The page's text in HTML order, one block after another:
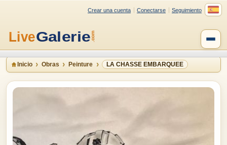
Crear una cuenta Conectarse Seguimiento
Inicio Obras Peinture LA CHASSE EMBARQUEE